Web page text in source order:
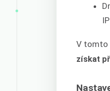
V tomto
získat